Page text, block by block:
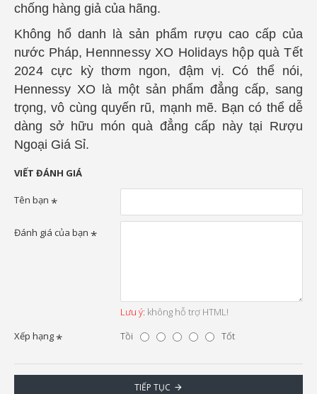
chống hàng giả của hãng.
Không hổ danh là sản phẩm rượu cao cấp của
nước Pháp, Hennnessy XO Holidays hộp quà Tết
2024 cực kỳ thơm ngon, đậm vị. Có thể nói,
Hennessy XO là một sản phẩm đẳng cấp, sang
trọng, vô cùng quyến rũ, mạnh mẽ. Bạn có thể dễ
dàng sở hữu món quà đẳng cấp này tại Rượu
Ngoại Giá Sỉ.
VIẾT ĐÁNH GIÁ
Tên bạn
Đánh giá của bạn
Lưu ý: không hỗ trợ HTML!
Xếp hạng
Tồi Tốt
TIẾP TỤC